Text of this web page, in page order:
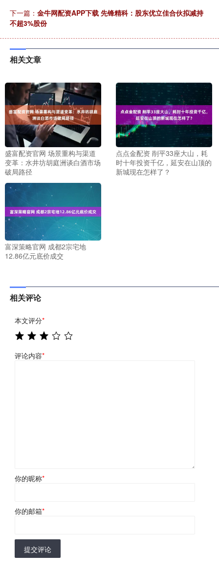
下一篇： 金牛网配资APP下载 先锋精科：股东优立佳合伙拟减持
不超3%股份
相关文章
盛富配资官网 场景重构与渠道
变革：水井坊胡庭洲谈白酒市场
破局路径
点点金配资 削平33座大山，耗
时十年投资千亿，延安在山顶的
新城现在怎样了？
富深策略官网 成都2宗宅地
12.86亿元底价成交
相关评论
本文评分*
评论内容*
你的昵称*
你的邮箱*
提交评论